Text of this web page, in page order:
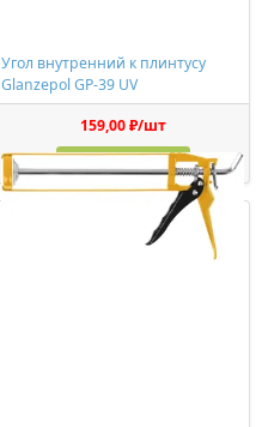
Угол внутренний к плинтусу
Glanzepol GP-39 UV
159,00 ₽/шт
Купить